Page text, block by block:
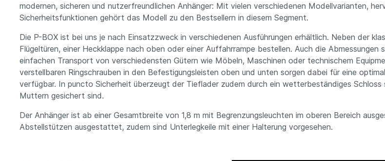
modernen, sicheren und nutzerfreundlichen Anhänger: Mit vielen verschiedenen Modellvarianten,
Sicherheitsfunktionen gehört das Modell zu den Bestsellern in diesem Segment.
Die P-BOX ist bei uns je nach Einsatzzweck in verschiedenen Ausführungen erhältlich. Neben der
Flügeltüren, einer Heckklappe nach oben oder einer Auffahrrampe bestellen. Auch die
einfachen Transport von verschiedensten Gütern wie Möbeln, Maschinen oder technischem
verstellbaren Ringschrauben in den Befestigungsleisten oben und unten sorgen dabei für eine
verfügbar. In puncto Sicherheit überzeugt der Tieflader zudem durch ein wetterbeständiges
Muttern gesichert sind.
Der Anhänger ist ab einer Gesamtbreite von 1,8 m mit Begrenzungsleuchten im oberen Bereich
Abstellstützen ausgestattet, zudem sind Unterlegkeile mit einer Halterung vorgesehen.